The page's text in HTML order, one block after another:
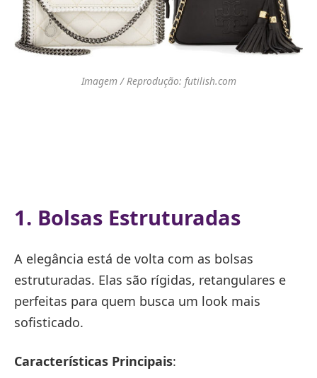
Imagem / Reprodução: futilish.com
1. Bolsas Estruturadas
A elegância está de volta com as bolsas
estruturadas. Elas são rígidas, retangulares e
perfeitas para quem busca um look mais
sofisticado.
Características Principais: